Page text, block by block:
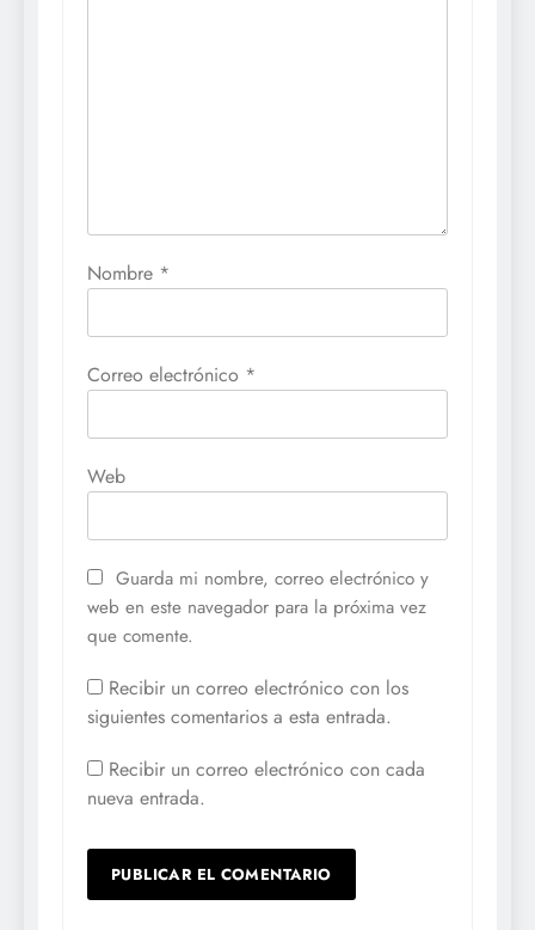
Nombre *
Correo electrónico *
Web
Guarda mi nombre, correo electrónico y
web en este navegador para la próxima vez
que comente.
Recibir un correo electrónico con los
siguientes comentarios a esta entrada.
Recibir un correo electrónico con cada
nueva entrada.